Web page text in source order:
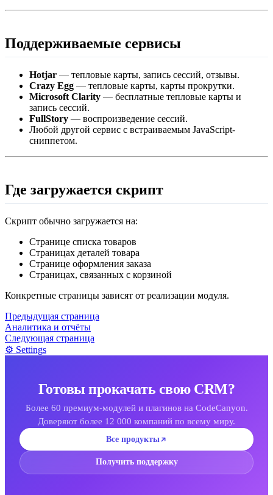
Поддерживаемые сервисы
Hotjar — тепловые карты, запись сессий, отзывы.
Crazy Egg — тепловые карты, карты прокрутки.
Microsoft Clarity — бесплатные тепловые карты и
запись сессий.
FullStory — воспроизведение сессий.
Любой другой сервис с встраиваемым JavaScript-
сниппетом.
Где загружается скрипт
Скрипт обычно загружается на:
Странице списка товаров
Страницах деталей товара
Странице оформления заказа
Страницах, связанных с корзиной
Конкретные страницы зависят от реализации модуля.
Предыдущая страница
Аналитика и отчёты
Следующая страница
⚙️ Settings
Готовы прокачать свою CRM?
Более 60 премиум-модулей и плагинов на CodeCanyon.
Доверяют более 12 000 компаний по всему миру.
Все продукты
Получить поддержку